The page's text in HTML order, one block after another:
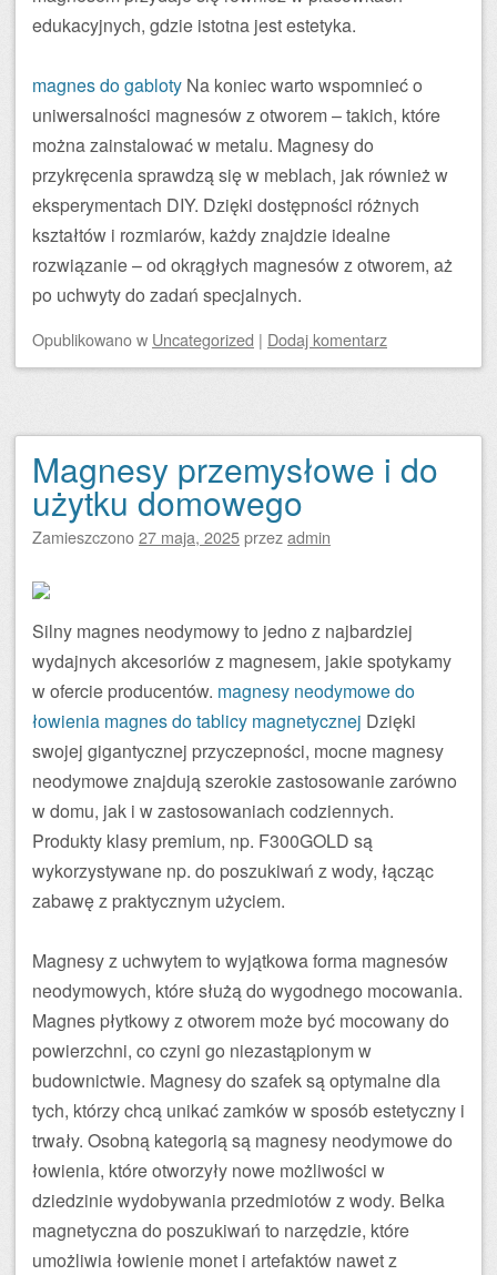
edukacyjnych, gdzie istotna jest estetyka.
magnes do gabloty Na koniec warto wspomnieć o
uniwersalności magnesów z otworem – takich, które
można zainstalować w metalu. Magnesy do
przykręcenia sprawdzą się w meblach, jak również w
eksperymentach DIY. Dzięki dostępności różnych
kształtów i rozmiarów, każdy znajdzie idealne
rozwiązanie – od okrągłych magnesów z otworem, aż
po uchwyty do zadań specjalnych.
Opublikowanow Uncategorized | Dodaj komentarz
Magnesy przemysłowe i do
użytku domowego
Zamieszczono27 maja, 2025przezadmin
Silny magnes neodymowy to jedno z najbardziej
wydajnych akcesoriów z magnesem, jakie spotykamy
w ofercie producentów. magnesy neodymowe do
łowienia magnes do tablicy magnetycznej Dzięki
swojej gigantycznej przyczepności, mocne magnesy
neodymowe znajdują szerokie zastosowanie zarówno
w domu, jak i w zastosowaniach codziennych.
Produkty klasy premium, np. F300GOLD są
wykorzystywane np. do poszukiwań z wody, łącząc
zabawę z praktycznym użyciem.
Magnesy z uchwytem to wyjątkowa forma magnesów
neodymowych, które służą do wygodnego mocowania.
Magnes płytkowy z otworem może być mocowany do
powierzchni, co czyni go niezastąpionym w
budownictwie. Magnesy do szafek są optymalne dla
tych, którzy chcą unikać zamków w sposób estetyczny i
trwały. Osobną kategorią są magnesy neodymowe do
łowienia, które otworzyły nowe możliwości w
dziedzinie wydobywania przedmiotów z wody. Belka
magnetyczna do poszukiwań to narzędzie, które
umożliwia łowienie monet i artefaktów nawet z